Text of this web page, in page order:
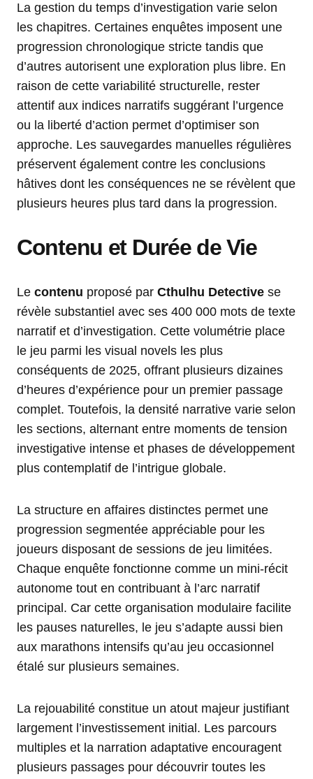
La gestion du temps d’investigation varie selon
les chapitres. Certaines enquêtes imposent une
progression chronologique stricte tandis que
d’autres autorisent une exploration plus libre. En
raison de cette variabilité structurelle, rester
attentif aux indices narratifs suggérant l’urgence
ou la liberté d’action permet d’optimiser son
approche. Les sauvegardes manuelles régulières
préservent également contre les conclusions
hâtives dont les conséquences ne se révèlent que
plusieurs heures plus tard dans la progression.
Contenu et Durée de Vie
Le contenu proposé par Cthulhu Detective se
révèle substantiel avec ses 400 000 mots de texte
narratif et d’investigation. Cette volumétrie place
le jeu parmi les visual novels les plus
conséquents de 2025, offrant plusieurs dizaines
d’heures d’expérience pour un premier passage
complet. Toutefois, la densité narrative varie selon
les sections, alternant entre moments de tension
investigative intense et phases de développement
plus contemplatif de l’intrigue globale.
La structure en affaires distinctes permet une
progression segmentée appréciable pour les
joueurs disposant de sessions de jeu limitées.
Chaque enquête fonctionne comme un mini-récit
autonome tout en contribuant à l’arc narratif
principal. Car cette organisation modulaire facilite
les pauses naturelles, le jeu s’adapte aussi bien
aux marathons intensifs qu’au jeu occasionnel
étalé sur plusieurs semaines.
La rejouabilité constitue un atout majeur justifiant
largement l’investissement initial. Les parcours
multiples et la narration adaptative encouragent
plusieurs passages pour découvrir toutes les